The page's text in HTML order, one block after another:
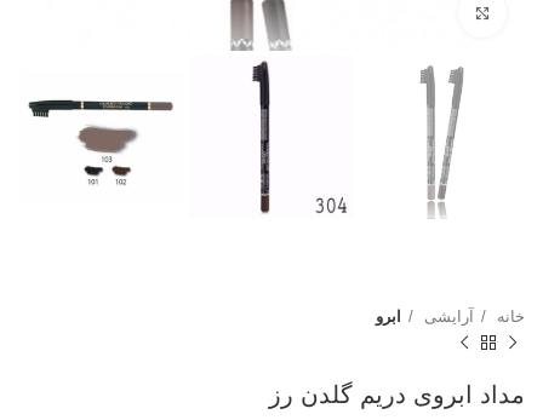
خانه آرایشی ابرو
مداد ابروی دریم گلدن رز